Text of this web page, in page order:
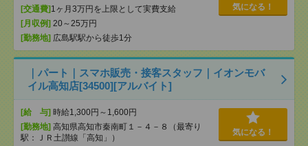
[交通費]1ヶ月3万円を上限として実費支給
[月収例] 20～25万円
[勤務地] 広島駅駅から徒歩1分
気になる！
｜パート｜スマホ販売・接客スタッフ｜イオンモバ
イル高知店[34500][アルバイト]
[給 与] 時給1,300円～1,600円
[勤務地] 高知県高知市秦南町１－４－８（最寄り
駅：ＪＲ土讃線「高知」）
気になる！